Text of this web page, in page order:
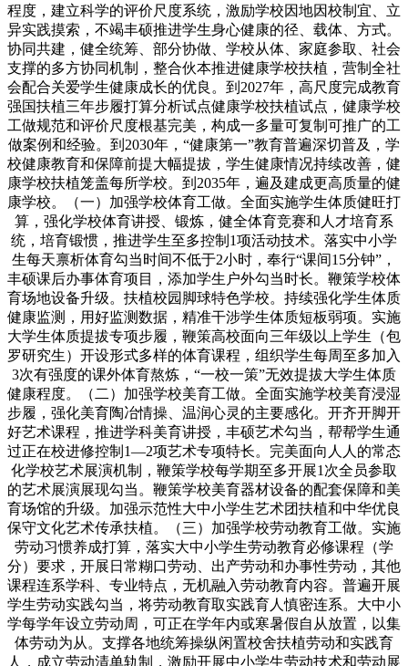
程度，建立科学的评价尺度系统，激励学校因地因校制宜、立
异实践摸索，不竭丰硕推进学生身心健康的径、载体、方式。
协同共建，健全统筹、部分协做、学校从体、家庭参取、社会
支撑的多方协同机制，整合伙本推进健康学校扶植，营制全社
会配合关爱学生健康成长的优良。到2027年，高尺度完成教育
强国扶植三年步履打算分析试点健康学校扶植试点，健康学校
工做规范和评价尺度根基完美，构成一多量可复制可推广的工
做案例和经验。到2030年，“健康第一”教育普遍深切普及，学
校健康教育和保障前提大幅提拔，学生健康情况持续改善，健
康学校扶植笼盖每所学校。到2035年，遍及建成更高质量的健
康学校。（一）加强学校体育工做。全面实施学生体质健旺打
算，强化学校体育讲授、锻炼，健全体育竞赛和人才培育系
统，培育锻惯，推进学生至多控制1项活动技术。落实中小学
生每天禀析体育勾当时间不低于2小时，奉行“课间15分钟”，
丰硕课后办事体育项目，添加学生户外勾当时长。鞭策学校体
育场地设备升级。扶植校园脚球特色学校。持续强化学生体质
健康监测，用好监测数据，精准干涉学生体质短板弱项。实施
大学生体质提拔专项步履，鞭策高校面向三年级以上学生（包
罗研究生）开设形式多样的体育课程，组织学生每周至多加入
3次有强度的课外体育熬炼，“一校一策”无效提拔大学生体质
健康程度。（二）加强学校美育工做。全面实施学校美育浸湿
步履，强化美育陶冶情操、温润心灵的主要感化。开齐开脚开
好艺术课程，推进学科美育讲授，丰硕艺术勾当，帮帮学生通
过正在校进修控制1—2项艺术专项特长。完美面向人人的常态
化学校艺术展演机制，鞭策学校每学期至多开展1次全员参取
的艺术展演展现勾当。鞭策学校美育器材设备的配套保障和美
育场馆的升级。加强示范性大中小学生艺术团扶植和中华优良
保守文化艺术传承扶植。（三）加强学校劳动教育工做。实施
劳动习惯养成打算，落实大中小学生劳动教育必修课程（学
分）要求，开展日常糊口劳动、出产劳动和办事性劳动，其他
课程连系学科、专业特点，无机融入劳动教育内容。普遍开展
学生劳动实践勾当，将劳动教育取实践育人慎密连系。大中小
学每学年设立劳动周，可正在学年内或寒暑假自从放置，以集
体劳动为从。支撑各地统筹操纵闲置校舍扶植劳动和实践育
人，成立劳动清单轨制，激励开展中小学生劳动技术和劳动展